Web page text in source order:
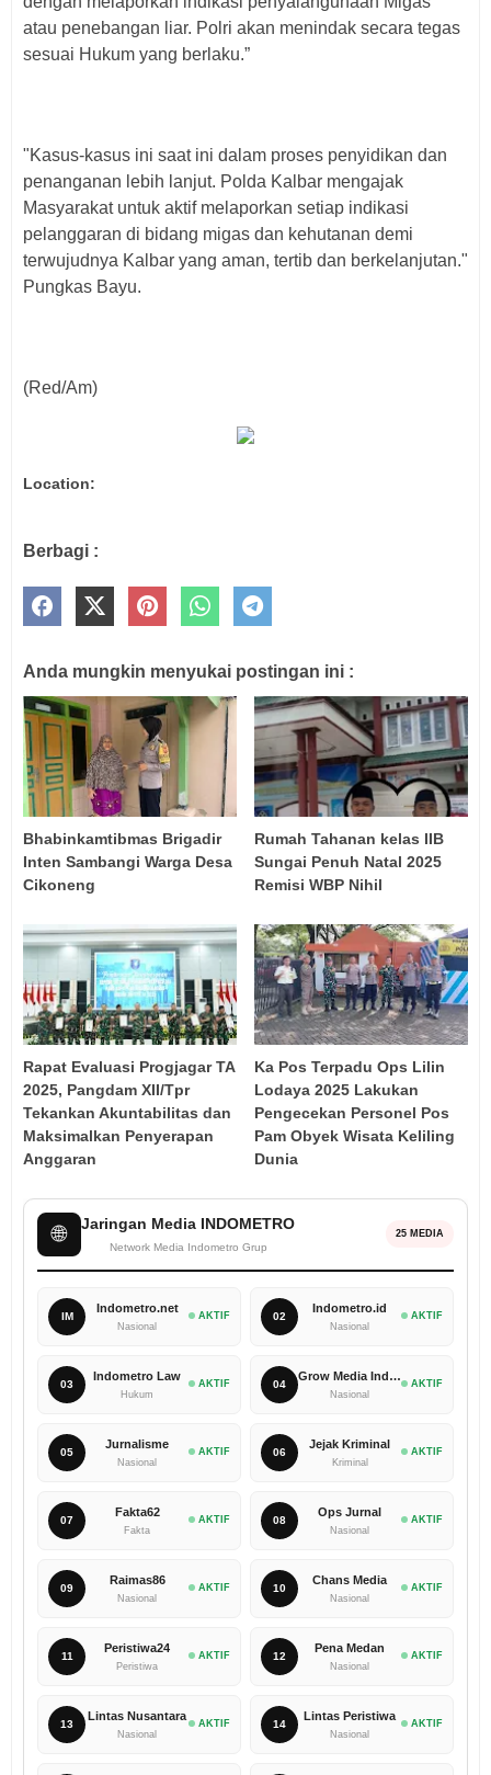
atau penebangan liar. Polri akan menindak secara tegas
sesuai Hukum yang berlaku.”
"Kasus-kasus ini saat ini dalam proses penyidikan dan
penanganan lebih lanjut. Polda Kalbar mengajak
Masyarakat untuk aktif melaporkan setiap indikasi
pelanggaran di bidang migas dan kehutanan demi
terwujudnya Kalbar yang aman, tertib dan berkelanjutan."
Pungkas Bayu.
(Red/Am)
Location:
Berbagi :
Anda mungkin menyukai postingan ini :
Bhabinkamtibmas Brigadir
Inten Sambangi Warga Desa
Cikoneng
Rumah Tahanan kelas IIB
Sungai Penuh Natal 2025
Remisi WBP Nihil
Rapat Evaluasi Progjagar TA
2025, Pangdam XII/Tpr
Tekankan Akuntabilitas dan
Maksimalkan Penyerapan
Anggaran
Ka Pos Terpadu Ops Lilin
Lodaya 2025 Lakukan
Pengecekan Personel Pos
Pam Obyek Wisata Keliling
Dunia‎
🌐 Jaringan Media INDOMETRO
Network Media Indometro Grup
25 MEDIA
IM
Indometro.net
Nasional
AKTIF 02
Indometro.id
Nasional
AKTIF
03
Indometro Law
Hukum
AKTIF 04
Grow Media Indonesia
Nasional
AKTIF
05
Jurnalisme
Nasional
AKTIF 06
Jejak Kriminal
Kriminal
AKTIF
07
Fakta62
Fakta
AKTIF 08
Ops Jurnal
Nasional
AKTIF
09
Raimas86
Nasional
AKTIF 10
Chans Media
Nasional
AKTIF
11
Peristiwa24
Peristiwa
AKTIF 12
Pena Medan
Nasional
AKTIF
13
Lintas Nusantara
Nasional
AKTIF 14
Lintas Peristiwa
Nasional
AKTIF